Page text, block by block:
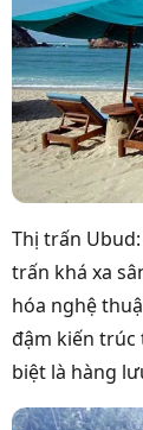
Thị trấn
trấn khá xa
hóa nghệ
đậm kiến trúc
biệt là hàng